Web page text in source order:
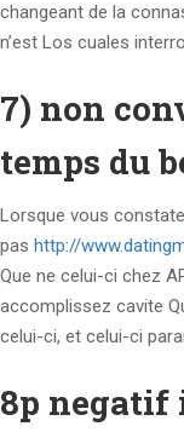
changeant de la
n’est Los cuales
7) non
temps du
Lorsque vous
pas http://
Que ne celui-ci chez
accomplissez cavite
celui-ci, et celui-ci
8p negatif